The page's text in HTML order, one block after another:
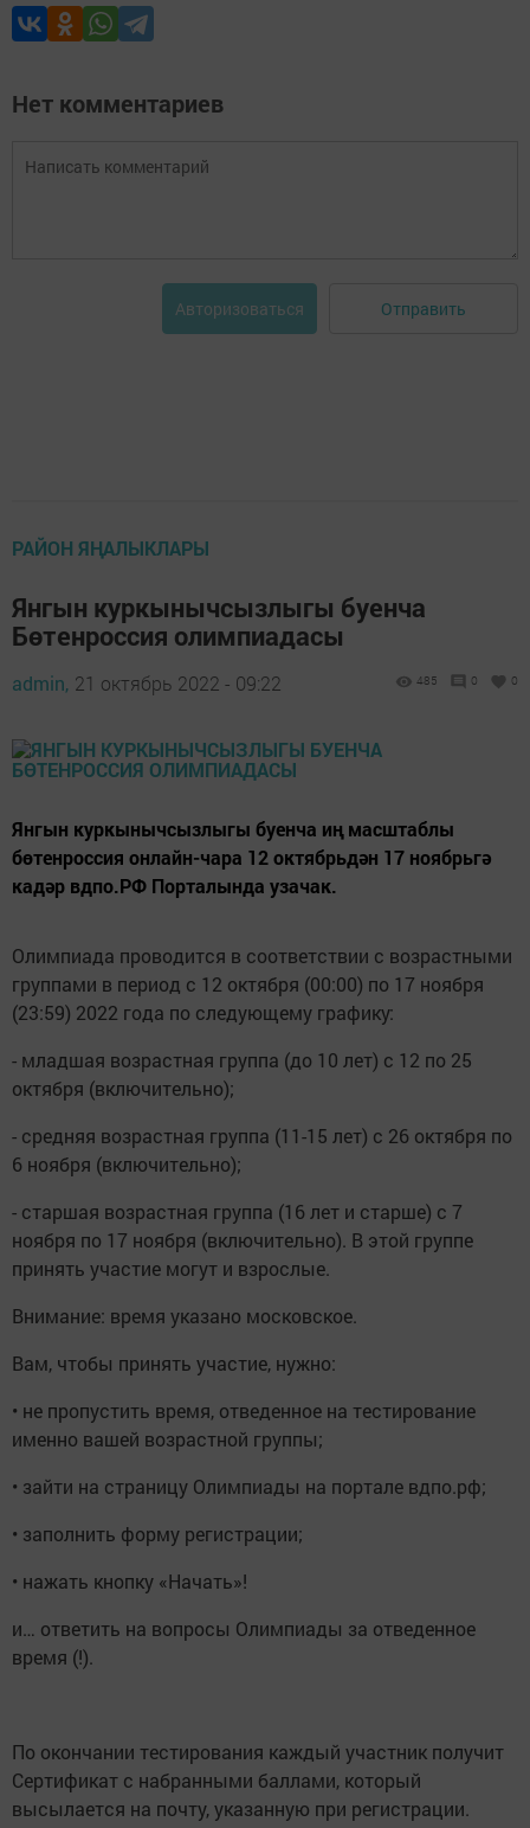
Нет комментариев
Авторизоваться Отправить
РАЙОН ЯҢАЛЫКЛАРЫ
Янгын куркынычсызлыгы буенча
Бөтенроссия олимпиадасы
admin, 21 октябрь 2022 - 09:22 485 0 0
Янгын куркынычсызлыгы буенча иң масштаблы
бөтенроссия онлайн-чара 12 октябрьдән 17 ноябрьгә
кадәр вдпо.РФ Порталында узачак.
Олимпиада проводится в соответствии с возрастными
группами в период с 12 октября (00:00) по 17 ноября
(23:59) 2022 года по следующему графику:
- младшая возрастная группа (до 10 лет) с 12 по 25
октября (включительно);
- средняя возрастная группа (11-15 лет) с 26 октября по
6 ноября (включительно);
- старшая возрастная группа (16 лет и старше) с 7
ноября по 17 ноября (включительно). В этой группе
принять участие могут и взрослые.
Внимание: время указано московское.
Вам, чтобы принять участие, нужно:
• не пропустить время, отведенное на тестирование
именно вашей возрастной группы;
• зайти на страницу Олимпиады на портале вдпо.рф;
• заполнить форму регистрации;
• нажать кнопку «Начать»!
и… ответить на вопросы Олимпиады за отведенное
время (!).
По окончании тестирования каждый участник получит
Сертификат с набранными баллами, который
высылается на почту, указанную при регистрации.